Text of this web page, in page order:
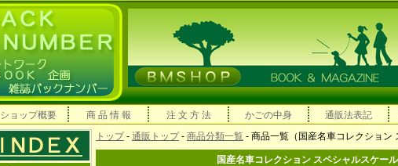
ショップ概要
商 品 情 報 注 文 方 法 かごの中身 通販法表記
トップ- 通販トップ- 商品分類一覧 - 商品一覧（国産名車コレクション
国産名車コレクション スペシャルスケー